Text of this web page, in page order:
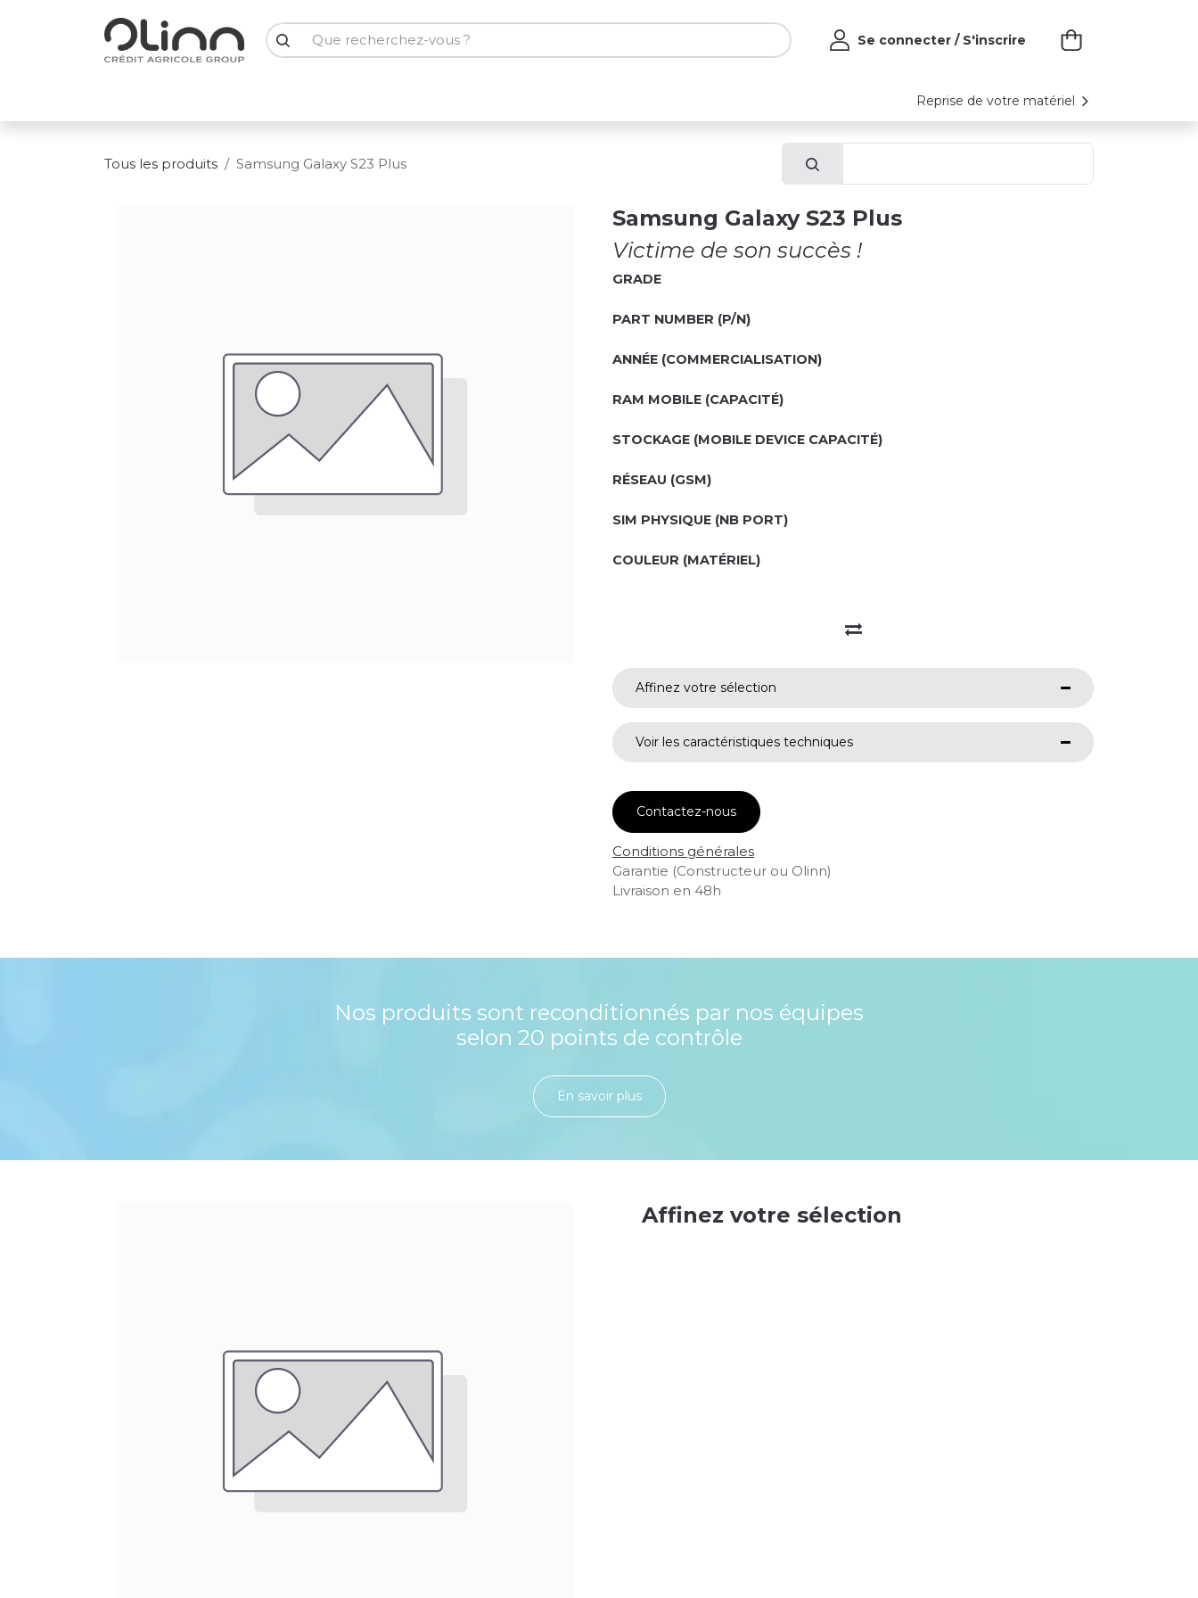
Se connecter / S'inscrire
Reprise de votre matériel
Tous les produits Samsung Galaxy S23 Plus
Samsung Galaxy S23 Plus
Victime de son succès !
GRADE
PART NUMBER (P/N)
ANNÉE (COMMERCIALISATION)
RAM MOBILE (CAPACITÉ)
STOCKAGE (MOBILE DEVICE CAPACITÉ)
RÉSEAU (GSM)
SIM PHYSIQUE (NB PORT)
COULEUR (MATÉRIEL)
Affinez votre sélection
Voir les caractéristiques techniques
Contactez-nous
Conditions générales
Garantie (Constructeur ou Olinn)
Livraison en 48h
Nos produits sont reconditionnés par nos équipes
selon 20 points de contrôle
En savoir plu​​​​​​​​​​​​​​​​s
Affinez votre sélection